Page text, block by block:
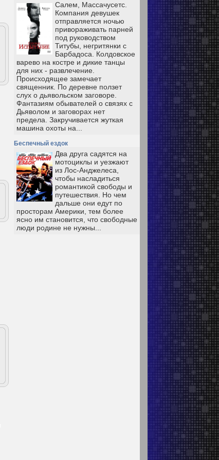
Салем, Массачусетс.
Компания девушек
отправляется ночью
привораживать парней
под руководством
Титубы, негритянки с
Барбадоса. Колдовское
варево на костре и дикие танцы
для них - развлечение.
Происходящее замечает
священник. По деревне ползет
слух о дьявольском заговоре.
Фантазиям обывателей о связях с
Дьяволом и заговорах нет
предела. Закручивается жуткая
машина охоты на...
Беспечный ездок
Два друга садятся на
мотоциклы и уезжают
из Лос-Анджелеса,
чтобы насладиться
романтикой свободы и
путешествия. Но чем
дальше они едут по
просторам Америки, тем более
ясно им становится, что свободные
люди родине не нужны...